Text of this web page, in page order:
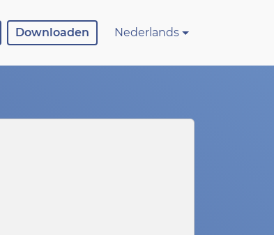
Downloaden Nederlands